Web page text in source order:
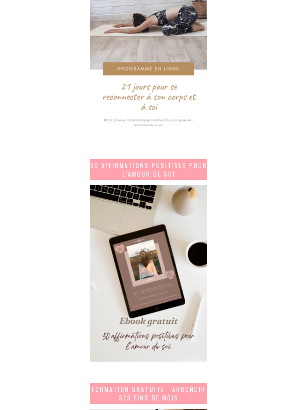
50 AFFIRMATIONS POSITIVES POUR
L’AMOUR DE SOI
FORMATION GRATUITE : ARRONDIR
SES FINS DE MOIS